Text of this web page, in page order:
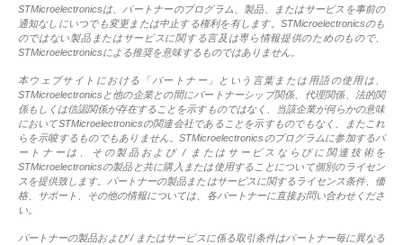
STMicroelectronicsは、パートナーのプログラム、製品、またはサービスを事前の
通知なしにいつでも変更または中止する権利を有します。STMicroelectronicsのも
のではない製品またはサービスに関する言及は専ら情報提供のためのもので、
STMicroelectronicsによる推奨を意味するものではありません。
本ウェブサイトにおける「パートナー」という言葉または用語の使用は、
STMicroelectronicsと他の企業との間にパートナーシップ関係、代理関係、法的関
係もしくは信認関係が存在することを示すものではなく、当該企業が何らかの意味
においてSTMicroelectronicsの関連会社であることを示すものでもなく、またこれ
らを示唆するものでもありません。STMicroelectronicsのプログラムに参加するパ
ートナーは、その製品および / またはサービスならびに関連技術を
STMicroelectronicsの製品と共に購入または使用することについて個別のライセン
スを提供致します。パートナーの製品またはサービスに関するライセンス条件、価
格、サポート、その他の情報については、各パートナーに直接お問い合わせくださ
い。
パートナーの製品および / またはサービスに係る取引条件はパートナー毎に異なる